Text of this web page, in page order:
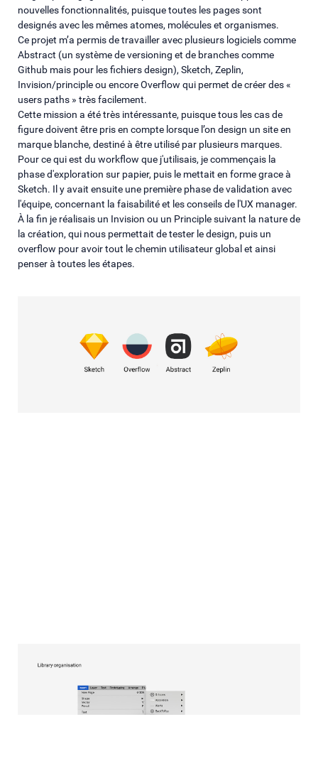
nouvelles fonctionnalités, puisque toutes les pages sont
designés avec les mêmes atomes, molécules et organismes.
Ce projet m’a permis de travailler avec plusieurs logiciels comme
Abstract (un système de versioning et de branches comme
Github mais pour les fichiers design), Sketch, Zeplin,
Invision/principle ou encore Overflow qui permet de créer des «
users paths » très facilement.
Cette mission a été très intéressante, puisque tous les cas de
figure doivent être pris en compte lorsque l’on design un site en
marque blanche, destiné à être utilisé par plusieurs marques.
Pour ce qui est du workflow que j'utilisais, je commençais la
phase d'exploration sur papier, puis le mettait en forme grace à
Sketch. Il y avait ensuite une première phase de validation avec
l'équipe, concernant la faisabilité et les conseils de l'UX manager.
À la fin je réalisais un Invision ou un Principle suivant la nature de
la création, qui nous permettait de tester le design, puis un
overflow pour avoir tout le chemin utilisateur global et ainsi
penser à toutes les étapes.